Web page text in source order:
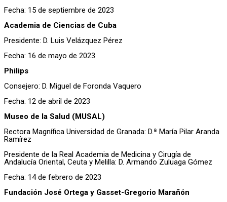
Fecha: 15 de septiembre de 2023
Academia de Ciencias de Cuba
Presidente: D. Luis Velázquez Pérez
Fecha: 16 de mayo de 2023
Philips
Consejero: D. Miguel de Foronda Vaquero
Fecha: 12 de abril de 2023
Museo de la Salud (MUSAL)
Rectora Magnífica Universidad de Granada: D.ª María Pilar Aranda
Ramírez
Presidente de la Real Academia de Medicina y Cirugía de
Andalucía Oriental, Ceuta y Melilla: D. Armando Zuluaga Gómez
Fecha: 14 de febrero de 2023
Fundación José Ortega y Gasset-Gregorio Marañón